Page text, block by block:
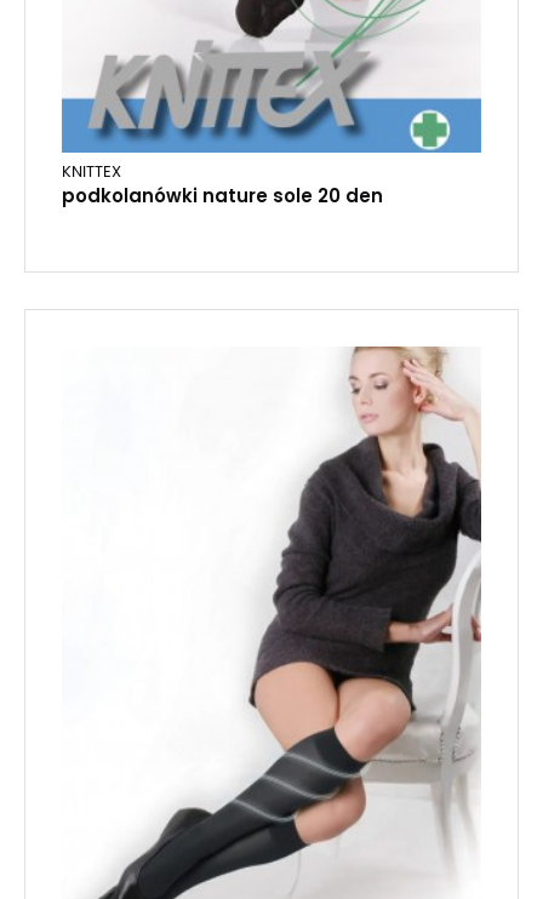
KNITTEX
podkolanówki nature sole 20 den